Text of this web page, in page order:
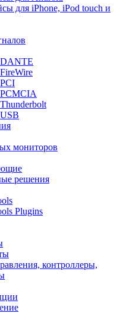
для iPhone, iPod touch и
DANTE
мониторов
решения
Plugins
контроллеры,